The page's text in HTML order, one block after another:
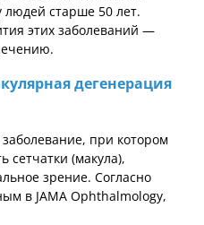
людей старше 50 лет.
этих заболеваний —
дегенерация
при котором
сетчатки (макула),
зрение. Согласно
в JAMA Ophthalmology,